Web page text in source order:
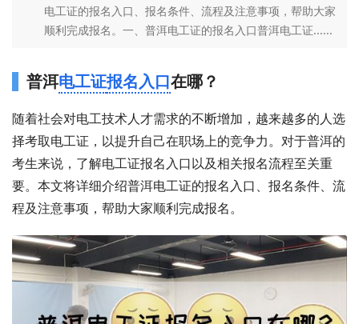
电工证的报名入口、报名条件、流程及注意事项，帮助大家
顺利完成报名。一、普洱电工证的报名入口普洱电工证......
普洱电工证报名入口在哪？
随着社会对电工技术人才需求的不断增加，越来越多的人选
择考取电工证，以提升自己在职场上的竞争力。对于普洱的
考生来说，了解电工证报名入口以及相关报名流程至关重
要。本文将详细介绍普洱电工证的报名入口、报名条件、流
程及注意事项，帮助大家顺利完成报名。